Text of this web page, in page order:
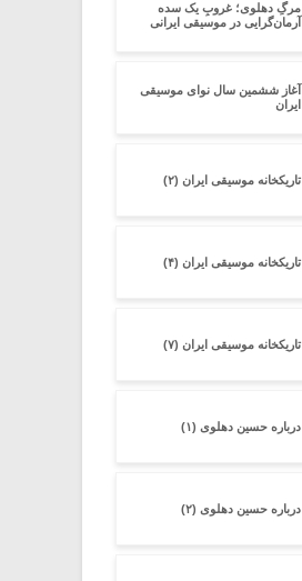
مرگِ دهلوی؛ غروبِ یک سده
آرمان‌گرایی در موسیقی ایرانی
آغاز ششمین سال نوای موسیقی
ایران
تاریکخانه موسیقی ایران (۲)
تاریکخانه موسیقی ایران (۴)
تاریکخانه موسیقی ایران (۷)
درباره حسین دهلوی (۱)
درباره حسین دهلوی (۲)